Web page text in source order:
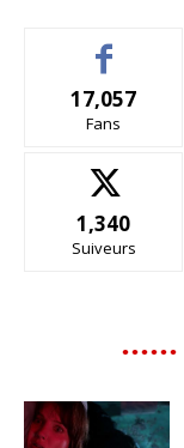
17,057
Fans
1,340
Suiveurs